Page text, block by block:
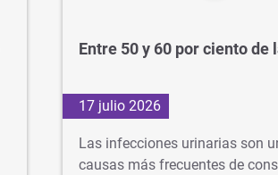
Entre 50 y 60 por ciento de
17 julio 2026
Las infecciones urinarias son
causas más frecuentes de